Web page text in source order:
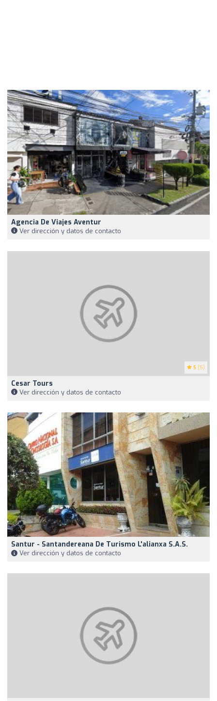
Agencia De Viajes Aventur
Ver dirección y datos de contacto
5 (5)
Cesar Tours
Ver dirección y datos de contacto
Santur - Santandereana De Turismo L'alianxa S.A.S.
Ver dirección y datos de contacto